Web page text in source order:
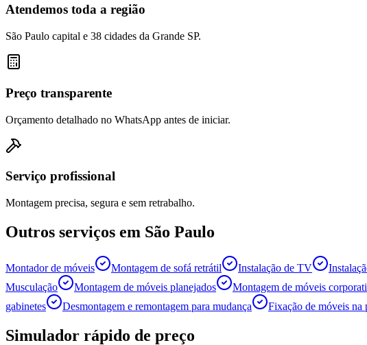
Atendemos toda a região
São Paulo capital e 38 cidades da Grande SP.
Preço transparente
Orçamento detalhado no WhatsApp antes de iniciar.
Serviço profissional
Montagem precisa, segura e sem retrabalho.
Outros serviços em São Paulo
Montador de móveis Montagem de sofá retrátil Instalação de TV
Musculação
Montagem de móveis planejados Montagem de móveis
gabinetes
Desmontagem e remontagem para mudança Fixação de móveis na
Simulador rápido de preço